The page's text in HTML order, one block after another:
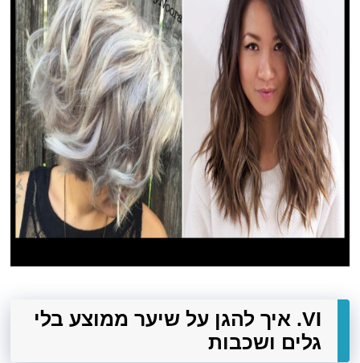
VI. איך להגן על שיער ממוצע בלי
גלים ושכבות